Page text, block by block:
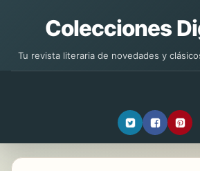
Colecciones
Tu revista literaria de novedades y